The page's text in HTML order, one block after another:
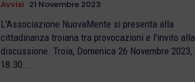
Avvisi 21 Novembre 2023
L'Associazione NuovaMente si presenta alla
cittadinanza troiana tra provocazioni e l'invito alla
discussione. Troia, Domenica 26 Novembre 2023, ore
18.30...